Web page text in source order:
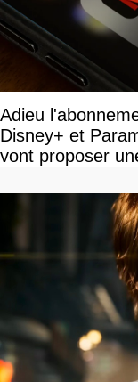
Adieu
Disney+ et
vont proposer